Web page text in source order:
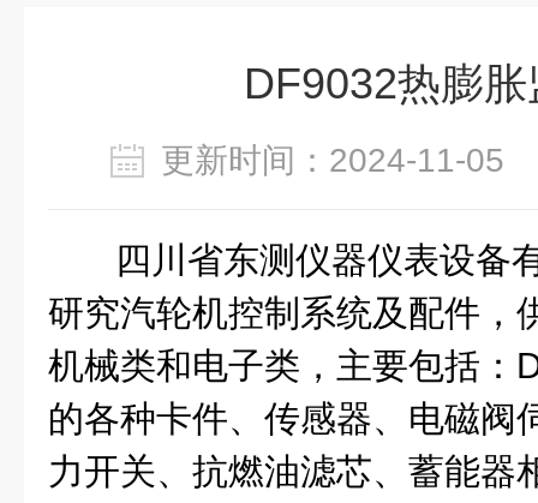
DF9032热膨
更新时间：2024-11-
四川省东测仪器仪表设备
研究汽轮机控制系统及配件，
机械类和电子类，主要包括：
的各种卡件、传感器、电磁阀
力开关、抗燃油滤芯、蓄能器